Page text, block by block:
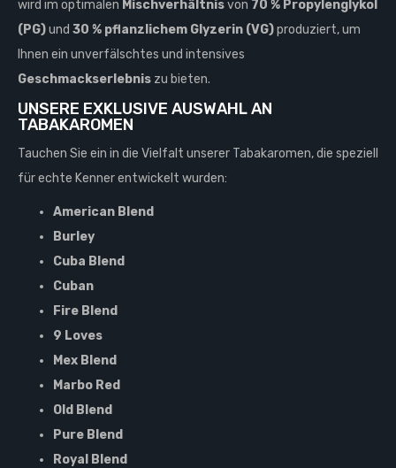
wird im optimalen Mischverhältnisvon 70 % Propylenglykol
(PG)und 30 % pflanzlichem Glyzerin (VG)produziert, um
Ihnen ein unverfälschtes und intensives
Geschmackserlebnis zu bieten.
UNSERE EXKLUSIVE AUSWAHL AN
TABAKAROMEN
Tauchen Sie ein in die Vielfalt unserer Tabakaromen, die speziell
für echte Kenner entwickelt wurden:
American Blend
Burley
Cuba Blend
Cuban
Fire Blend
9 Loves
Mex Blend
Marbo Red
Old Blend
Pure Blend
Royal Blend